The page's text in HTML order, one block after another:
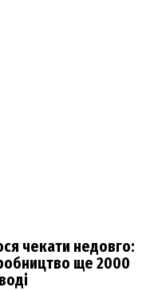
чекати недовго:
ще 2000